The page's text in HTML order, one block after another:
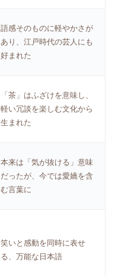
語感そのものに軽やかさが
あり、江戸時代の芸人にも
好まれた
「茶」はふざけを意味し、
軽い冗談を楽しむ文化から
生まれた
本来は「気が抜ける」意味
だったが、今では愛嬌を含
む言葉に
笑いと感動を同時に表せ
る、万能な日本語